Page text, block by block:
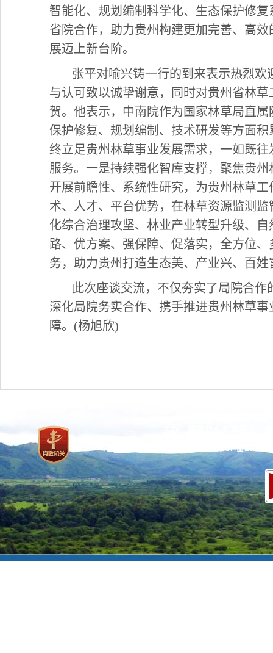
智能化、规划编制科学化、生态保护修
省院合作，助力贵州构建更加完善、高
展迈上新台阶。
张平对喻兴铸一行的到来表示热烈
与认可致以诚挚谢意，同时对贵州省林
贺。他表示，中南院作为国家林草局直
保护修复、规划编制、技术研发等方面
终立足贵州林草事业发展需求，一如既
服务。一是持续强化智库支撑，聚焦贵
开展前瞻性、系统性研究，为贵州林草
术、人才、平台优势，在林草资源监测
化综合治理攻坚、林业产业转型升级、
路、优方案、强保障、促落实，全方位
务，助力贵州打造生态美、产业兴、百
此次座谈交流，不仅夯实了局院合
深化局院务实合作、携手推进贵州林草
障。(杨旭欣)
京ICP备